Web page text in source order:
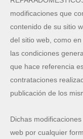
modificaciones que
contenido de su sitio
del sitio web, como
las condiciones
que hace referencia
contrataciones
publicación de los
Dichas
web por cualquier